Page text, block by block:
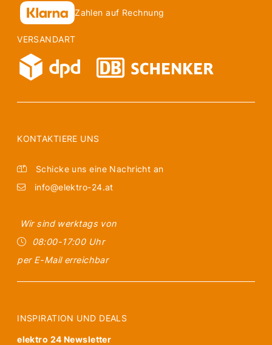
Zahlen auf Rechnung
VERSANDART
KONTAKTIERE UNS
Schicke uns eine Nachricht an
info@elektro-24.at
Wir sind werktags von
08:00-17:00 Uhr
per E-Mail erreichbar
INSPIRATION UND DEALS
elektro 24 Newsletter